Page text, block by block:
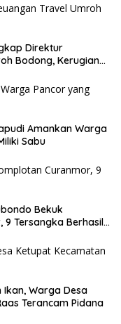
Direktur
Bodong, Kerugian
Amankan Warga
Sabu
Bekuk
Tersangka Berhasil
Ikan, Warga Desa
Terancam Pidana